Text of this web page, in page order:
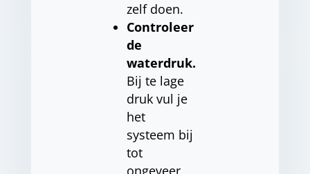
zelf doen.
Controleer
de
waterdruk.
Bij te lage
druk vul je
het
systeem bij
tot
ongeveer